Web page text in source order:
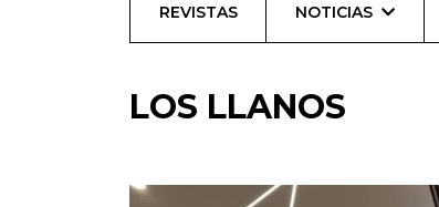
REVISTAS NOTICIAS
LOS LLANOS